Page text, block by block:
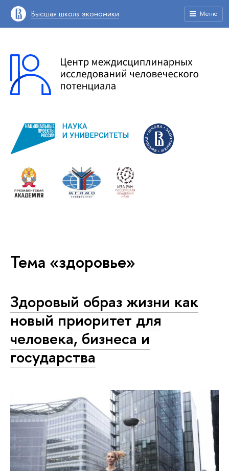
Высшая школа экономики Меню
Тема «здоровье»
Здоровый образ жизни как
новый приоритет для
человека, бизнеса и
государства